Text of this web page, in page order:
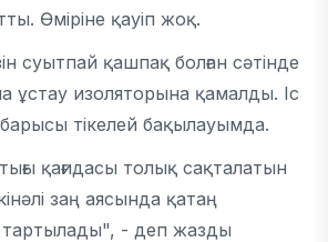
Өміріне қауіп жоқ.
суытпай қашпақ болған сәтінде
ұстау изоляторына қамалды. Іс
тікелей бақылауымда.
қағидасы толық сақталатын
заң аясында қатаң
тартылады", - деп жазды